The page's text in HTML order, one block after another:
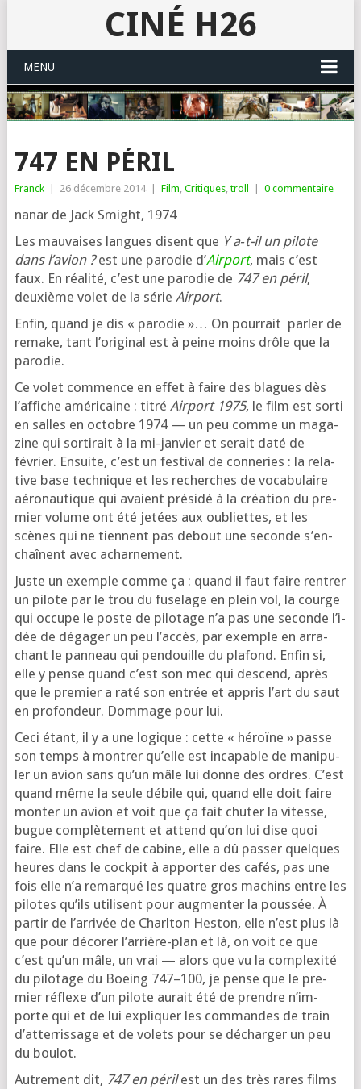
CINÉ H26
MENU
747 EN PÉRIL
Franck 26 décembre 2014 Film, Critiques,troll 0 commentaire
nanar de Jack Smight, 1974
Les mau­vaises langues disent que Y a‑t-il un pilote
dans l’a­vion ?est une paro­die d’Airport, mais c’est
faux. En réa­li­té, c’est une paro­die de 747 en péril,
deuxième volet de la série Airport.
Enfin, quand je dis « paro­die »… On pour­rait par­ler de
remake, tant l’o­ri­gi­nal est à peine moins drôle que la
parodie.
Ce volet com­mence en effet à faire des blagues dès
l’af­fiche amé­ri­caine : titré Airport 1975, le film est sor­ti
en salles en octobre 1974 — un peu comme un maga­
zine qui sor­ti­rait à la mi-jan­vier et serait daté de
février. Ensuite, c’est un fes­ti­val de conne­ries : la rela­
tive base tech­nique et les recherches de voca­bu­laire
aéro­nau­tique qui avaient pré­si­dé à la créa­tion du pre­
mier volume ont été jetées aux oubliettes, et les
scènes qui ne tiennent pas debout une seconde s’en­
chaînent avec acharnement.
Juste un exemple comme ça : quand il faut faire ren­trer
un pilote par le trou du fuse­lage en plein vol, la courge
qui occupe le poste de pilo­tage n’a pas une seconde l’i­
dée de déga­ger un peu l’ac­cès, par exemple en arra­
chant le pan­neau qui pen­douille du pla­fond. Enfin si,
elle y pense quand c’est son mec qui des­cend, après
que le pre­mier a raté son entrée et appris l’art du saut
en pro­fon­deur. Dommage pour lui.
Ceci étant, il y a une logique : cette « héroïne » passe
son temps à mon­trer qu’elle est inca­pable de mani­pu­
ler un avion sans qu’un mâle lui donne des ordres. C’est
quand même la seule débile qui, quand elle doit faire
mon­ter un avion et voit que ça fait chu­ter la vitesse,
bugue com­plè­te­ment et attend qu’on lui dise quoi
faire. Elle est chef de cabine, elle a dû pas­ser quelques
heures dans le cock­pit à appor­ter des cafés, pas une
fois elle n’a remar­qué les quatre gros machins entre les
pilotes qu’ils uti­lisent pour aug­men­ter la pous­sée. À
par­tir de l’ar­ri­vée de Charlton Heston, elle n’est plus là
que pour déco­rer l’ar­rière-plan et là, on voit ce que
c’est qu’un mâle, un vrai — alors que vu la com­plexi­té
du pilo­tage du Boeing 747–100, je pense que le pre­
mier réflexe d’un pilote aurait été de prendre n’im­
porte qui et de lui expli­quer les com­mandes de train
d’at­ter­ris­sage et de volets pour se déchar­ger un peu
du boulot.
Autrement dit, 747 en périlest un des très rares films